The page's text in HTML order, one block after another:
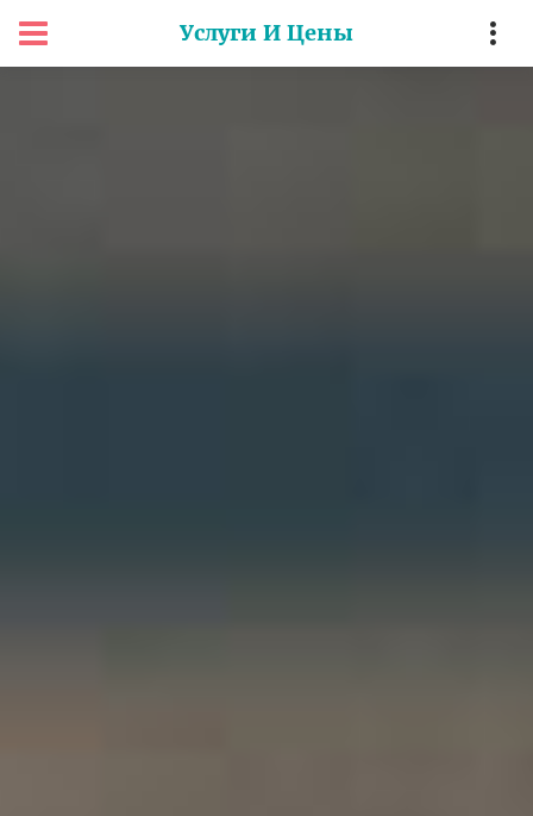
Услуги И Цены